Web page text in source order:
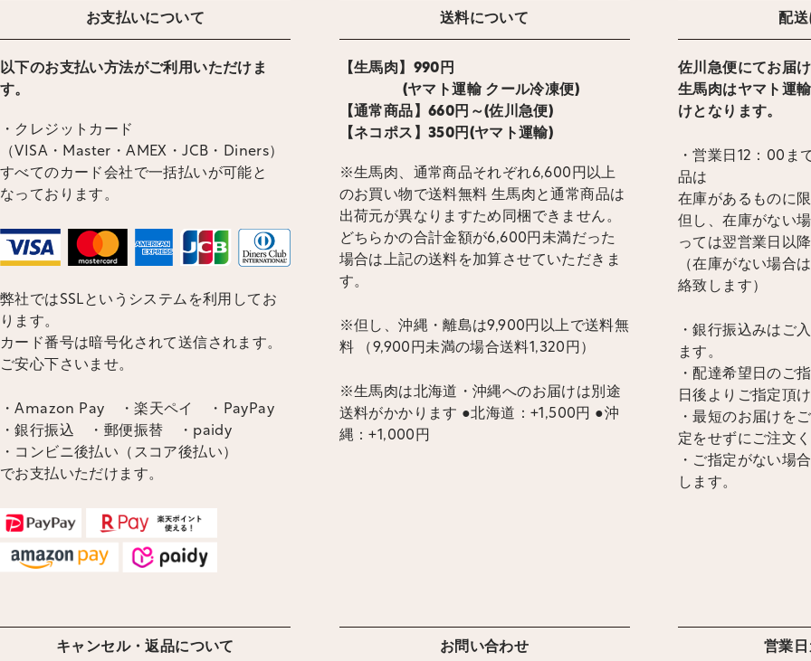
お支払いについて
以下のお支払い方法がご利用いただけま
す。
・クレジットカード
（VISA・Master・AMEX・JCB・Diners）
すべてのカード会社で一括払いが可能と
なっております。
弊社ではSSLというシステムを利用してお
ります。
カード番号は暗号化されて送信されます。
ご安心下さいませ。
・Amazon Pay ・楽天ペイ ・PayPay
・銀行振込 ・郵便振替 ・paidy
・コンビニ後払い（スコア後払い）
でお支払いただけます。
送料について
【生馬肉】990円
(ヤマト運輸 クール冷凍便)
【通常商品】660円～(佐川急便)
【ネコポス】350円(ヤマト運輸)
※生馬肉、通常商品それぞれ6,600円以上
のお買い物で送料無料 生馬肉と通常商品は
出荷元が異なりますため同梱できません。
どちらかの合計金額が6,600円未満だった
場合は上記の送料を加算させていただきま
す。
※但し、沖縄・離島は9,900円以上で送料無
料 （9,900円未満の場合送料1,320円）
※生馬肉は北海道・沖縄へのお届けは別途
送料がかかります ●北海道：+1,500円 ●沖
縄：+1,000円
配
佐川急便にてお届
生馬肉はヤマト運
けとなります。
・営業日12：00ま
品は
在庫があるものに
但し、在庫がない
っては翌営業日以
（在庫がない場合
絡致します）
・銀行振込みはご
ます。
・配達希望日のご
日後よりご指定頂
・最短のお届けを
定をせずにご注文
・ご指定がない場
します。
キャンセル・返品について お問い合わせ 営業